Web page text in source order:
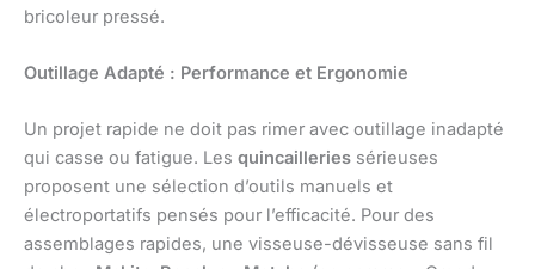
bricoleur pressé.
Outillage Adapté : Performance et Ergonomie
Un projet rapide ne doit pas rimer avec outillage inadapté
qui casse ou fatigue. Les quincailleries sérieuses
proposent une sélection d’outils manuels et
électroportatifs pensés pour l’efficacité. Pour des
assemblages rapides, une visseuse-dévisseuse sans fil